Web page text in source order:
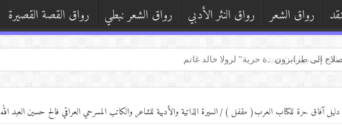
رواق الشعر رواق النثر الأدبي رواق الشعر نبطي رواق القصة القصيرة
في رواية “تنهيدة حرية” لرولا خالد غانم
دليل آفاق حرة للكتاب العرب( مقفل ) /السيرة الذاتية والأدبية للشاعر والكاتب المسرحي العراقي فالح حسين العبد الله